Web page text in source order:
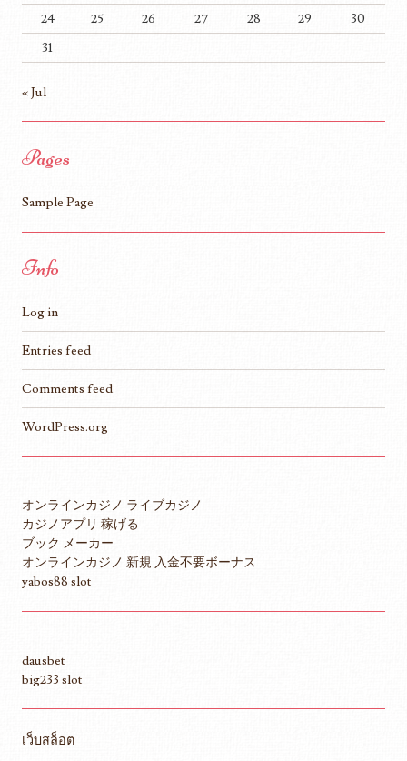
24
25 26 27 28 29
30
31
« Jul
Pages
Sample Page
Info
Log in
Entries feed
Comments feed
WordPress.org
オンラインカジノ ライブカジノ
カジノアプリ 稼げる
ブック メーカー
オンラインカジノ 新規 入金不要ボーナス
yabos88 slot
dausbet
big233 slot
เว็บสล็อต